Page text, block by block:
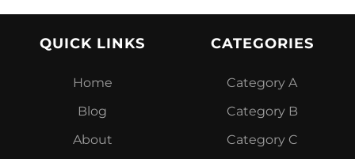
QUICK LINKS
Home
Blog
About
CATEGORIES
Category A
Category B
Category C